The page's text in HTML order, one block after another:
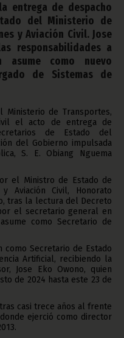
entrega de despacho
del Ministerio de
y Aviación Civil. Jose
responsabilidades a
asume como nuevo
de Sistemas de
de Transportes,
el acto de entrega de
de Estado del
del Gobierno impulsada
S. E. Obiang Nguema
el Ministro de Estado de
y Aviación Civil, Honorato
tras la lectura del Decreto
el secretario general en
como Secretario de
como Secretario de Estado
Artificial, recibiendo la
Jose Eko Owono, quien
de 2024 hasta este 23 de
casi trece años al frente
ejerció como director